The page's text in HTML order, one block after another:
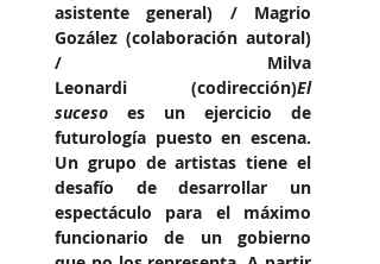
asistente general) / Magrio
Gozález (colaboración autoral)
/ Milva
Leonardi (codirección)El
suceso es un ejercicio de
futurología puesto en escena.
Un grupo de artistas tiene el
desafío de desarrollar un
espectáculo para el máximo
funcionario de un gobierno